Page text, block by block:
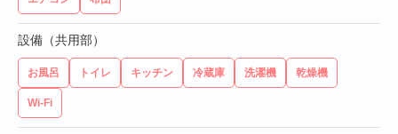
設備（共用部）
お風呂 トイレ キッチン 冷蔵庫 洗濯機 乾燥機
Wi-Fi